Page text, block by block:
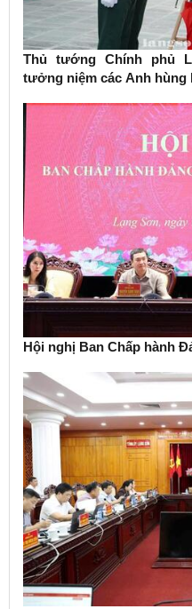
Thủ tướng Chính phủ
tưởng niệm các Anh hùng
Hội nghị Ban Chấp hành